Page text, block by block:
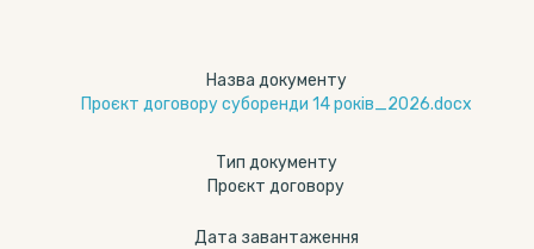
Назва документу
Проєкт договору суборенди 14 років_2026.docx
Тип документу
Проєкт договору
Дата завантаження